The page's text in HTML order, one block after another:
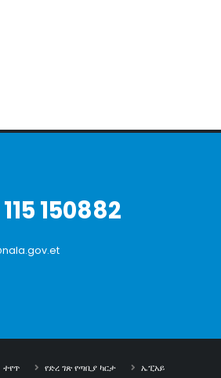
150882
ተየጥ የድረ ገጽ የጣቢያ ካርታ ኤፒአይ